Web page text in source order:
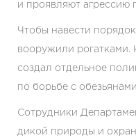
и проявляют
Чтобы навести
вооружили рогатками.
создал отдельное
по борьбе с
Сотрудники
дикой природы и